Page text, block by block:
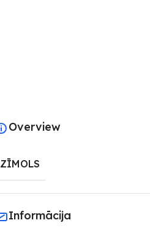
Overview
ZĪMOLS
Informācija